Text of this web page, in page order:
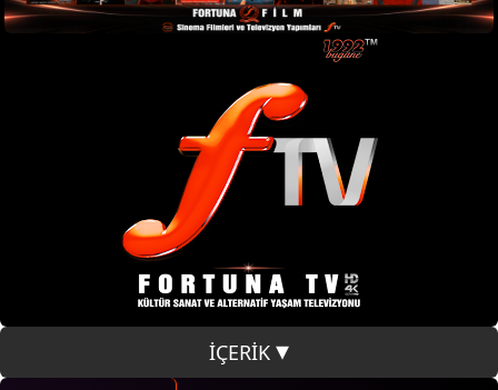
FİLM
MÜZİK
SPOR
KÜNYE
İÇERİK